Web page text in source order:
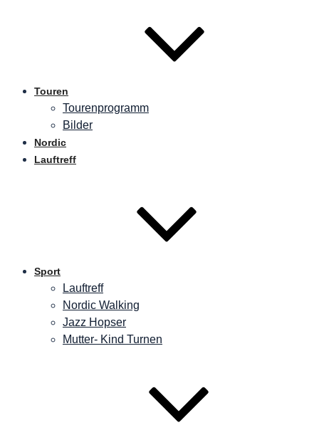
Touren
Tourenprogramm
Bilder
Nordic
Lauftreff
Sport
Lauftreff
Nordic Walking
Jazz Hopser
Mutter- Kind Turnen